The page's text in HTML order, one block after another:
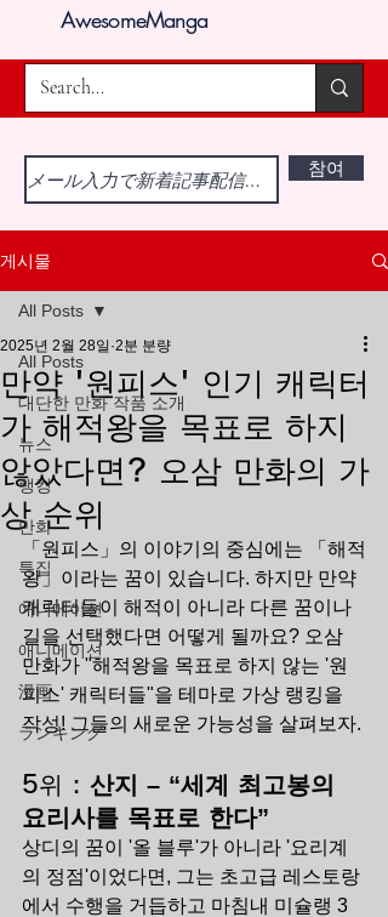
AwesomeManga
참여
게시물
All Posts
대단한 만화 작품 소개
뉴스
랭킹
만화
특집
애니메이션
애니메이션
漫画
ランキング
All Posts
만약 '원피스' 인기 캐릭터
가 해적왕을 목표로 하지
않았다면? 오삼 만화의 가
상 순위
2025년 2월 28일 2분 분량
「원피스」의 이야기의 중심에는 「해적
왕」이라는 꿈이 있습니다. 하지만 만약
캐릭터들이 해적이 아니라 다른 꿈이나
길을 선택했다면 어떻게 될까요? 오삼
만화가 "해적왕을 목표로 하지 않는 '원
피스' 캐릭터들"을 테마로 가상 랭킹을
작성! 그들의 새로운 가능성을 살펴보자.
5위 : 산지 – “세계 최고봉의
요리사를 목표로 한다”
상디의 꿈이 '올 블루'가 아니라 '요리계
의 정점'이었다면, 그는 초고급 레스토랑
에서 수행을 거듭하고 마침내 미슐랭 3